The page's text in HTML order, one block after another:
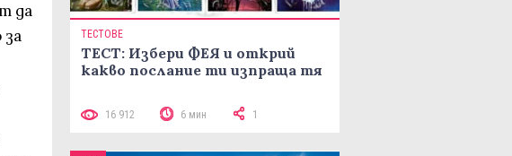
да
ТЕСТОВЕ
ТЕСТ: Избери ФЕЯ и открий
какво послание ти изпраща тя
16 912 6 мин 1